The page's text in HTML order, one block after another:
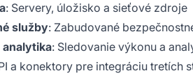
: Servery, úložisko a sieťové zdroje
služby: Zabudované
: Sledovanie výkonu a
a konektory pre integráciu tretích